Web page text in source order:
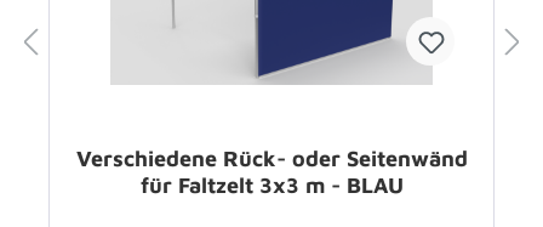
Verschiedene Rück- oder Seitenwänd
für Faltzelt 3x3 m - BLAU